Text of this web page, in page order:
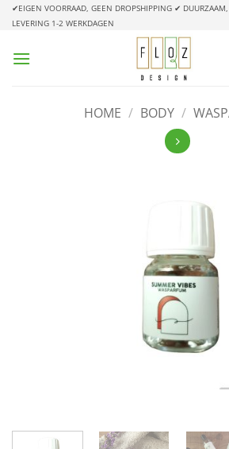
Ga
naar
✔EIGEN VOORRAAD, GEEN DROPSHIPPING ✔ DUURZAAM,
LEVERING 1-2 WERKDAGEN
HOME / BODY /